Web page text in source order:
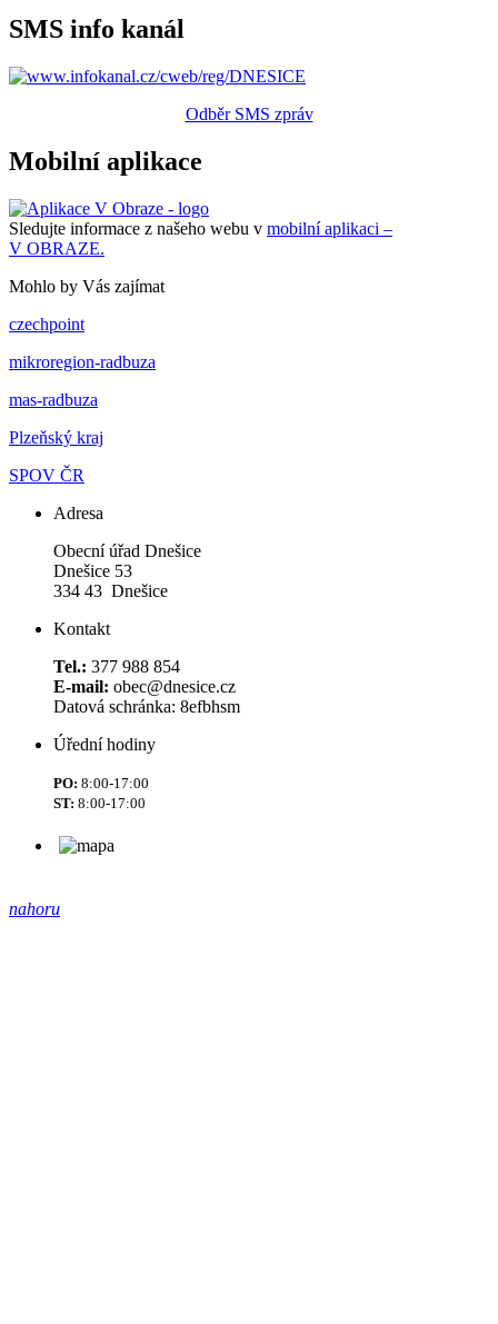
SMS info kanál
Odběr SMS zpráv
Mobilní aplikace
Sledujte informace z našeho webu v mobilní aplikaci –
V OBRAZE.
Mohlo by Vás zajímat
czechpoint
mikroregion-radbuza
mas-radbuza
Plzeňský kraj
SPOV ČR
Adresa
Obecní úřad Dnešice
Dnešice 53
334 43 Dnešice
Kontakt
Tel.: 377 988 854
E-mail: obec@dnesice.cz
Datová schránka: 8efbhsm
Úřední hodiny
PO: 8:00-17:00
ST: 8:00-17:00
nahoru